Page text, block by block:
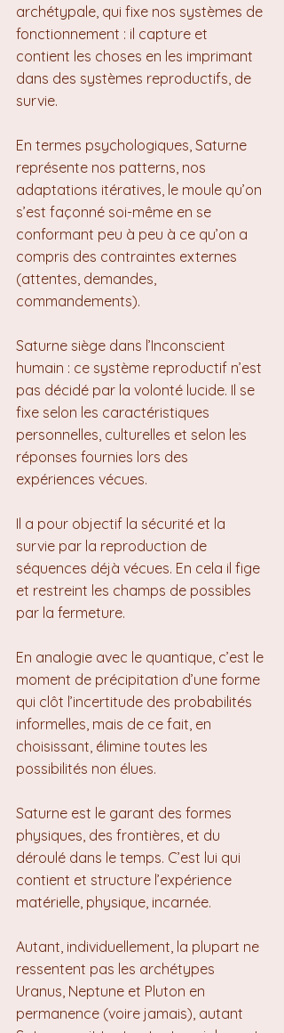
archétypale, qui fixe nos systèmes de
fonctionnement : il capture et
contient les choses en les imprimant
dans des systèmes reproductifs, de
survie.
En termes psychologiques, Saturne
représente nos patterns, nos
adaptations itératives, le moule qu’on
s’est façonné soi-même en se
conformant peu à peu à ce qu’on a
compris des contraintes externes
(attentes, demandes,
commandements).
Saturne siège dans l’Inconscient
humain : ce système reproductif n’est
pas décidé par la volonté lucide. Il se
fixe selon les caractéristiques
personnelles, culturelles et selon les
réponses fournies lors des
expériences vécues.
Il a pour objectif la sécurité et la
survie par la reproduction de
séquences déjà vécues. En cela il fige
et restreint les champs de possibles
par la fermeture.
En analogie avec le quantique, c’est le
moment de précipitation d’une forme
qui clôt l’incertitude des probabilités
informelles, mais de ce fait, en
choisissant, élimine toutes les
possibilités non élues.
Saturne est le garant des formes
physiques, des frontières, et du
déroulé dans le temps. C’est lui qui
contient et structure l’expérience
matérielle, physique, incarnée.
Autant, individuellement, la plupart ne
ressentent pas les archétypes
Uranus, Neptune et Pluton en
permanence (voire jamais), autant